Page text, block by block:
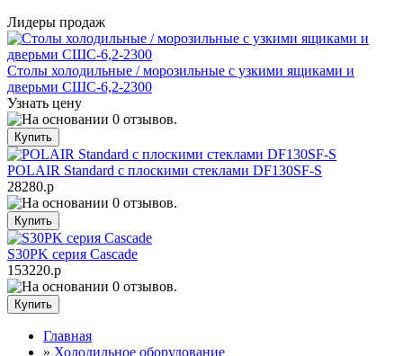
Лидеры продаж
Столы холодильные / морозильные с узкими ящиками и
дверьми СШС-6,2-2300
Узнать цену
POLAIR Standard с плоскими стеклами DF130SF-S
28280.р
S30PK серия Cascade
153220.р
Главная
» Холодильное оборудование